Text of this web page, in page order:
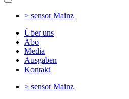
> sensorMainz
Über uns
Abo
Media
Ausgaben
Kontakt
> sensorMainz